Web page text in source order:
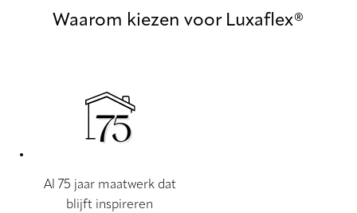
Waarom kiezen voor Luxaflex®
Al 75 jaar maatwerk dat
blijft inspireren